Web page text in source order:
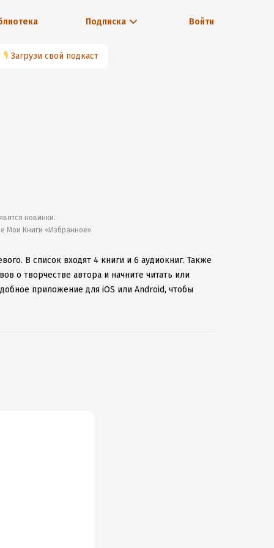
Подписка Войти
🎙 Загрузи свой подкаст
новинки.
Мои Книги «Избранное»
В список входят 4 книги и 6 аудиокниг. Также
о творчестве автора и начните читать или
приложение для iOS или Android, чтобы